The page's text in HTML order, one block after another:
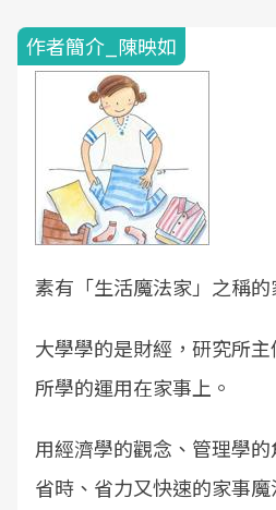
作者簡介_陳映如
素有「生活魔法家」之稱的
大學學的是財經，研究所
所學的運用在家事上。
用經濟學的觀念、管理學
省時、省力又快速的家事